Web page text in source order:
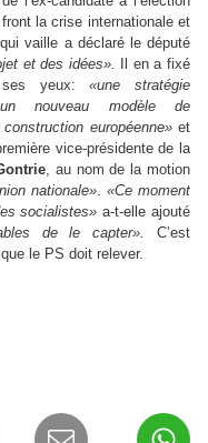
la crise internationale et
vaille a déclaré le député
et des idées».
Il en a fixé
yeux­:«une stratégie
nouveau modèle de
européenne»et
vice-présidente de la
, au nom de la motion
nationale». «Ce moment
socialistes» a-t-elle ajouté
de le capter».
C’est
le PS doit relever.